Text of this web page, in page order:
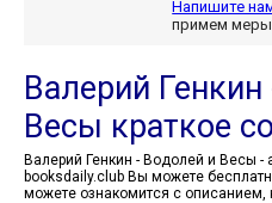
Напишите
примем меры.
Валерий
Весы краткое
booksdaily.club Вы можете
можете ознакомится с описанием,